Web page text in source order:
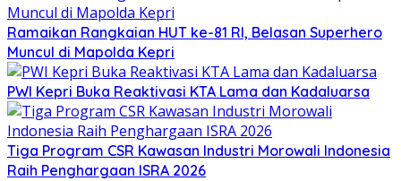
Ramaikan Rangkaian HUT ke-81 RI, Belasan Superhero
Muncul di Mapolda Kepri
PWI Kepri Buka Reaktivasi KTA Lama dan Kadaluarsa
Tiga Program CSR Kawasan Industri Morowali Indonesia
Raih Penghargaan ISRA 2026